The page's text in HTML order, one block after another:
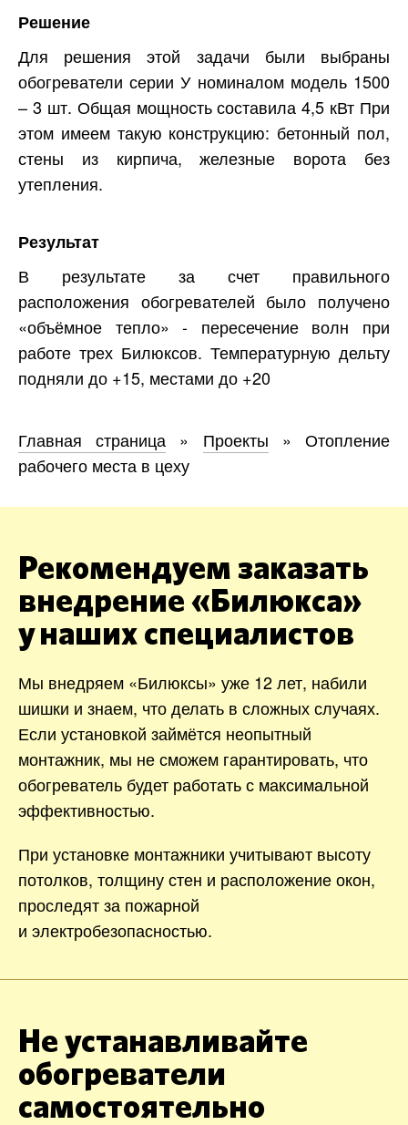
Решение
Для решения этой задачи были выбраны
обогреватели серии У номиналом модель 1500
– 3 шт. Общая мощность составила 4,5 кВт При
этом имеем такую конструкцию: бетонный пол,
стены из кирпича, железные ворота без
утепления.
Результат
В результате за счет правильного
расположения обогревателей было получено
«объёмное тепло» - пересечение волн при
работе трех Билюксов. Температурную дельту
подняли до +15, местами до +20
Главная страница » Проекты »Отопление
рабочего места в цеху
Рекомендуем заказать
внедрение «Билюкса»
у наших специалистов
Мы внедряем «Билюксы» уже 12 лет, набили
шишки и знаем, что делать в сложных случаях.
Если установкой займётся неопытный
монтажник, мы не сможем гарантировать, что
обогреватель будет работать с максимальной
эффективностью.
При установке монтажники учитывают высоту
потолков, толщину стен и расположение окон,
проследят за пожарной
и электробезопасностью.
Не устанавливайте
обогреватели
самостоятельно